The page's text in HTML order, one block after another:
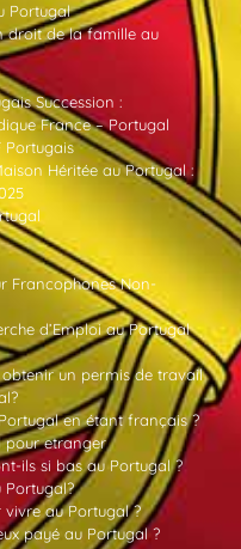
Portugal
droit de la famille au
Succession :
France – Portugal
Portugais
Héritée au Portugal :
Francophones Non-
d’Emploi au Portugal
un permis de travail
en étant français ?
pour etranger
ils si bas au Portugal ?
Portugal?
au Portugal ?
payé au Portugal ?